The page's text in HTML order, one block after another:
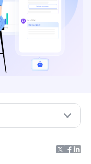
ng CRM?
bilang iyong
sa
bahagi ng